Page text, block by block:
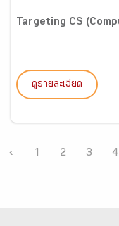
Targeting CS
ดูรายละเอียด
‹ 1 2 3 4